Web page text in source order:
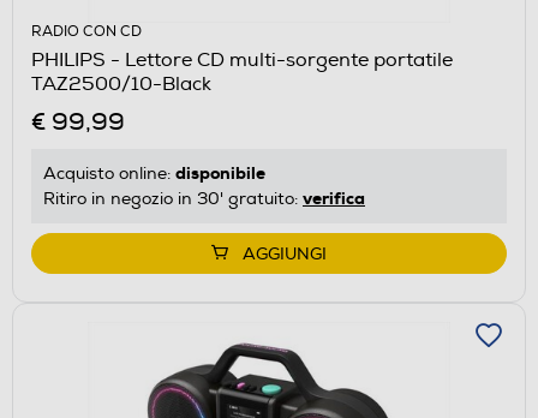
RADIO CON CD
PHILIPS - Lettore CD multi-sorgente portatile
TAZ2500/10-Black
€ 99,99
Acquisto online: disponibile
Ritiro in negozio in 30' gratuito: verifica
AGGIUNGI